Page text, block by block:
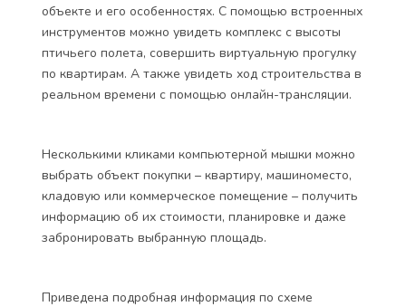
объекте и его особенностях. С помощью встроенных
инструментов можно увидеть комплекс с высоты
птичьего полета, совершить виртуальную прогулку
по квартирам. А также увидеть ход строительства в
реальном времени с помощью онлайн-трансляции.
Несколькими кликами компьютерной мышки можно
выбрать объект покупки – квартиру, машиноместо,
кладовую или коммерческое помещение – получить
информацию об их стоимости, планировке и даже
забронировать выбранную площадь.
Приведена подробная информация по схеме